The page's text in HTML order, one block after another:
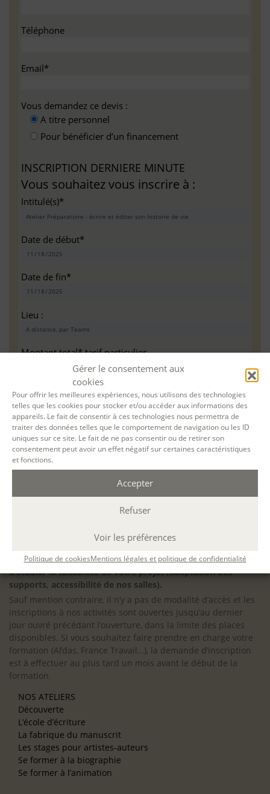
Gérer le consentement aux
cookies
Pour offrir les meilleures expériences, nous utilisons des technologies
telles que les cookies pour stocker et/ou accéder aux informations des
appareils. Le fait de consentir à ces technologies nous permettra de
traiter des données telles que le comportement de navigation ou les ID
uniques sur ce site. Le fait de ne pas consentir ou de retirer son
consentement peut avoir un effet négatif sur certaines caractéristiques
et fonctions.
Accepter
Refuser
Voir les préférences
Politique de cookiesMentions légales et politique de confidentialité
Téléphone
Email*
Vous demandez ce devis :
A titre personnel
Pour bénéficier d’un financement
INSCRIPTION DERNIERE MINUTE
Vous souhaitez vous inscrire à :
Intitulé(s)*
Date de début*
Date de fin*
Lieu :
Montant total* tarif particulier
Pour un atelier à distance par Teams, nous vous
invitons à vérifier au préalable que vous avez la
configuration minimale requise pour pouvoir travailler
dans les meilleures conditions : Configuration
matérielle requise pourMicrosoft Teams | Microsoft
Learn
personnes en situation de handicap. Si vous avez besoin
d’un aménagement spécifique de programme, n’hésitez pas
à nous contacter en amont de votre inscription afin
d’étudier la faisabilité de votre projet (adaptation des
supports, accessibilité de nos salles).
Sauf mention contraire, il n’y a pas de modalité d’accès et les
inscriptions à nos activités sont ouvertes jusqu’au dernier
jour ouvré précédant l’ouverture, dans la limite des places
disponibles. Si vous souhaitez faire prendre en charge votre
formation (Afdas, France Travail…), la demande d’inscription
est à effectuer au plus tard un mois avant le début de la
formation.
NOS ATELIERS
Découverte
L’école d’écriture
La fabrique du manuscrit
Les stages pour artistes-auteurs
Se former à la biographie
Se former à l’animation